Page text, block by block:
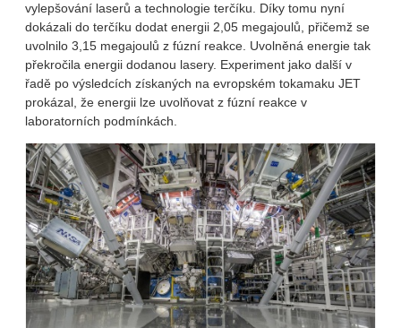
vylepšování laserů a technologie terčíku. Díky tomu nyní
dokázali do terčíku dodat energii 2,05 megajoulů, přičemž se
uvolnilo 3,15 megajoulů z fúzní reakce. Uvolněná energie tak
překročila energii dodanou lasery. Experiment jako další v
řadě po výsledcích získaných na evropském tokamaku JET
prokázal, že energii lze uvolňovat z fúzní reakce v
laboratorních podmínkách.